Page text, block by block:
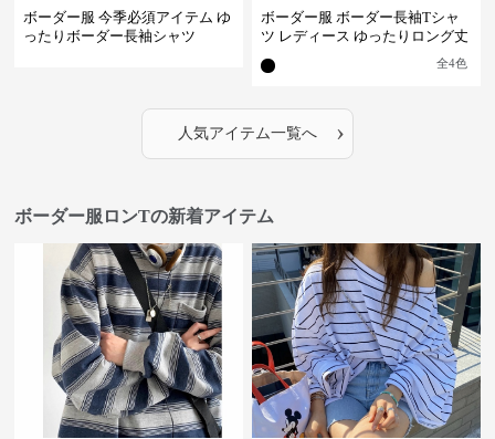
ボーダー服 今季必須アイテム ゆ
ったりボーダー長袖シャツ
ボーダー服 ボーダー長袖Tシャ
ツ レディース ゆったりロング丈
全4色
人気アイテム一覧へ ›
ボーダー服ロンTの新着アイテム